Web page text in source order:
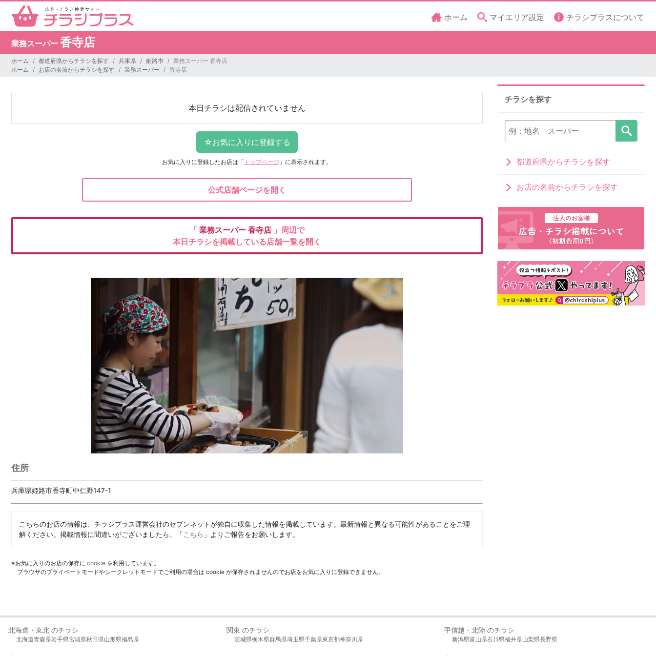
ホーム マイエリア設定 チラシプラスについて
業務スーパー 香寺店
ホーム 都道府県からチラシを探す 兵庫県 姫路市
業務スーパー 香寺店
ホーム
お店の名前からチラシを探す 業務スーパー 香寺店
本日チラシは配信されていません
お気に入りに登録したお店は 「 トップページ 」に表示されます。
公式店舗ページを開く
「 業務スーパー 香寺店 」周辺で
本日チラシを掲載している店舗一覧を開く
住所
兵庫県姫路市香寺町中仁野147-1
こちらのお店の情報は、チラシプラス運営会社のセブンネットが独自に収集した情報を掲載しています。最新情報と異なる可能性があることをご理
解ください。掲載情報に間違いがございましたら、「こちら 」よりご報告をお願いします。
※お気に入りのお店の保存に cookie を利用しています。
ブラウザのプライベートモードやシークレットモードでご利用の場合は cookie が保存されませんのでお店をお気に入りに登録できません。
チラシを探す
都道府県からチラシを探す
お店の名前からチラシを探す
北海道・東北 のチラシ
北海道青森県岩手県宮城県秋田県山形県福島県
関東 のチラシ
茨城県栃木県群馬県埼玉県千葉県東京都神奈川県
甲信越・北陸 のチラシ
新潟県富山県石川県福井県山梨県長野県